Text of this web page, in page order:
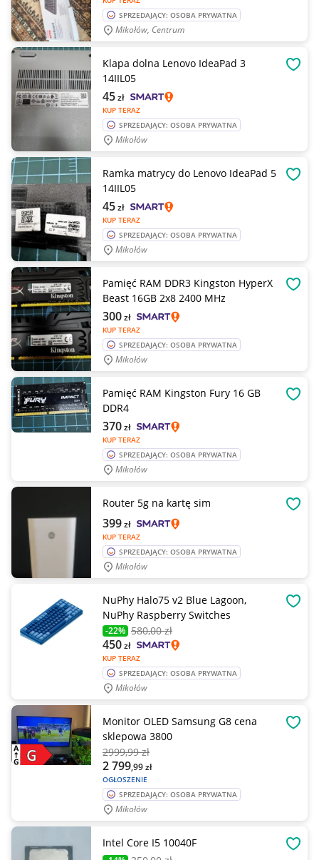
SPRZEDAJĄCY: OSOBA PRYWATNA
Mikołów, Centrum
Klapa dolna Lenovo IdeaPad 3
14IIL05
KUP TERAZ
45zł
SPRZEDAJĄCY: OSOBA PRYWATNA
Mikołów
Ramka matrycy do Lenovo IdeaPad 5
14IIL05
KUP TERAZ
45zł
SPRZEDAJĄCY: OSOBA PRYWATNA
Mikołów
Pamięć RAM DDR3 Kingston HyperX
Beast 16GB 2x8 2400 MHz
KUP TERAZ
300zł
SPRZEDAJĄCY: OSOBA PRYWATNA
Mikołów
Pamięć RAM Kingston Fury 16 GB
DDR4
KUP TERAZ
370zł
SPRZEDAJĄCY: OSOBA PRYWATNA
Mikołów
Router 5g na kartę sim
KUP TERAZ
399zł
SPRZEDAJĄCY: OSOBA PRYWATNA
Mikołów
NuPhy Halo75 v2 Blue Lagoon,
NuPhy Raspberry Switches
-22% 580,00 zł
KUP TERAZ
450zł
SPRZEDAJĄCY: OSOBA PRYWATNA
Mikołów
Monitor OLED Samsung G8 cena
sklepowa 3800
2999,99 zł
OGŁOSZENIE
2 799,99zł
SPRZEDAJĄCY: OSOBA PRYWATNA
Mikołów
Intel Core I5 10040F